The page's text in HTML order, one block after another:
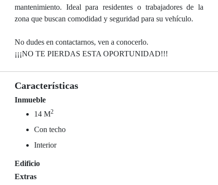
mantenimiento. Ideal para residentes o trabajadores de la
zona que buscan comodidad y seguridad para su vehículo.
No dudes en contactarnos, ven a conocerlo.
¡¡¡NO TE PIERDAS ESTA OPORTUNIDAD!!!
Características
Inmueble
14 M2
Con techo
Interior
Edificio
Extras